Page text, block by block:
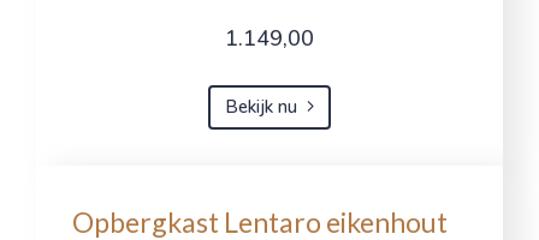
1.149,00
Bekijk nu
Opbergkast Lentaro eikenhout